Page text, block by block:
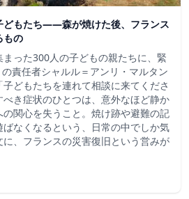
どもたち——森が焼けた後、フランス
もの
った300人の子どもの親たちに、緊
責任者シャルル＝アンリ・マルタン
どもたちを連れて相談に来てくださ
き症状のひとつは、意外なほど静か
関心を失うこと。焼け跡や避難の記
なくなるという、日常の中でしか気
、フランスの災害復旧という営みが